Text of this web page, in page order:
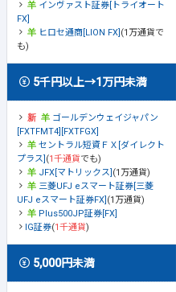
インヴァスト証券[トライオート
FX]
ヒロセ通商[LION FX] (1万通貨で
も)
5千円以上→1万円未満
ゴールデンウェイジャパン
[FXTFMT4][FXTFGX]
セントラル短資ＦＸ[ダイレクト
プラス] (1千通貨でも)
JFX[マトリックス] (1万通貨)
三菱UFJ eスマート証券[三菱
UFJ eスマート証券FX] (1万通貨)
Plus500JP証券[FX]
IG証券(1千通貨)
5,000円未満